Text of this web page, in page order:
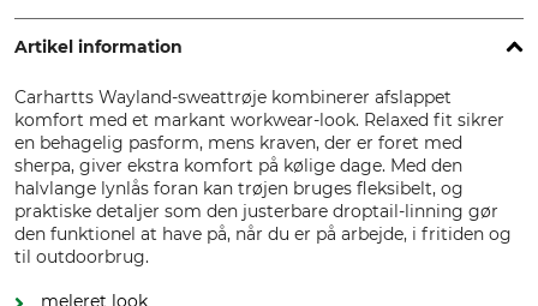
Artikel information
Carhartts Wayland-sweattrøje kombinerer afslappet
komfort med et markant workwear-look. Relaxed fit sikrer
en behagelig pasform, mens kraven, der er foret med
sherpa, giver ekstra komfort på kølige dage. Med den
halvlange lynlås foran kan trøjen bruges fleksibelt, og
praktiske detaljer som den justerbare droptail-linning gør
den funktionel at have på, når du er på arbejde, i fritiden og
til outdoorbrug.
meleret look